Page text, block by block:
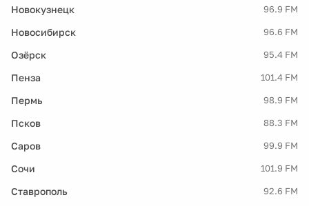
Новокузнецк 96.9 FM
Новосибирск 96.6 FM
Озёрск 95.4 FM
Пенза 101.4 FM
Пермь 98.9 FM
Псков 88.3 FM
Саров 99.9 FM
Сочи 101.9 FM
Ставрополь 92.6 FM